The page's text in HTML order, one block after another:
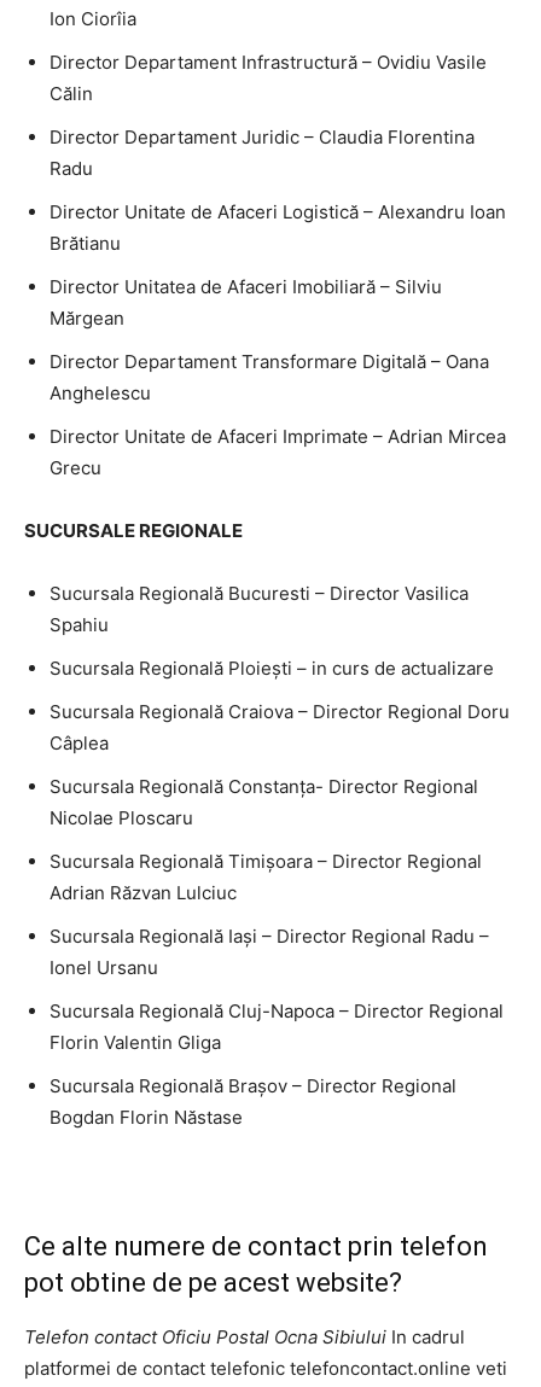
Ion Ciorîia
Director Departament Infrastructură – Ovidiu Vasile
Călin
Director Departament Juridic – Claudia Florentina
Radu
Director Unitate de Afaceri Logistică – Alexandru Ioan
Brătianu
Director Unitatea de Afaceri Imobiliară – Silviu
Mărgean
Director Departament Transformare Digitală – Oana
Anghelescu
Director Unitate de Afaceri Imprimate – Adrian Mircea
Grecu
SUCURSALE REGIONALE
Sucursala Regională Bucuresti – Director Vasilica
Spahiu
Sucursala Regională Ploieşti – in curs de actualizare
Sucursala Regională Craiova – Director Regional Doru
Câplea
Sucursala Regională Constanţa- Director Regional
Nicolae Ploscaru
Sucursala Regională Timişoara – Director Regional
Adrian Răzvan Lulciuc
Sucursala Regională Iaşi – Director Regional Radu –
Ionel Ursanu
Sucursala Regională Cluj-Napoca – Director Regional
Florin Valentin Gliga
Sucursala Regională Braşov – Director Regional
Bogdan Florin Năstase
Ce alte numere de contact prin telefon
pot obtine de pe acest website?
Telefon contact Oficiu Postal Ocna Sibiului In cadrul
platformei de contact telefonic telefoncontact.online veti